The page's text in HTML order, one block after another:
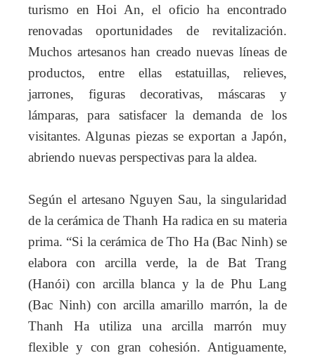
turismo en Hoi An, el oficio ha encontrado
renovadas oportunidades de revitalización.
Muchos artesanos han creado nuevas líneas de
productos, entre ellas estatuillas, relieves,
jarrones, figuras decorativas, máscaras y
lámparas, para satisfacer la demanda de los
visitantes. Algunas piezas se exportan a Japón,
abriendo nuevas perspectivas para la aldea.
Según el artesano Nguyen Sau, la singularidad
de la cerámica de Thanh Ha radica en su materia
prima. “Si la cerámica de Tho Ha (Bac Ninh) se
elabora con arcilla verde, la de Bat Trang
(Hanói) con arcilla blanca y la de Phu Lang
(Bac Ninh) con arcilla amarillo marrón, la de
Thanh Ha utiliza una arcilla marrón muy
flexible y con gran cohesión. Antiguamente,